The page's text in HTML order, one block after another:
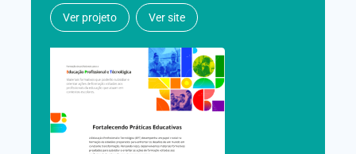
Ver projeto Ver site